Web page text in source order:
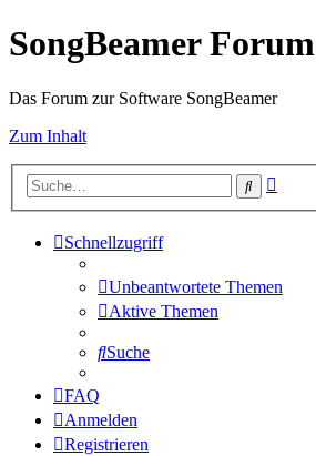
SongBeamer Forum
Das Forum zur Software SongBeamer
Zum Inhalt
Suche
Schnellzugriff
Unbeantwortete Themen
Aktive Themen
Suche
FAQ
Anmelden
Registrieren